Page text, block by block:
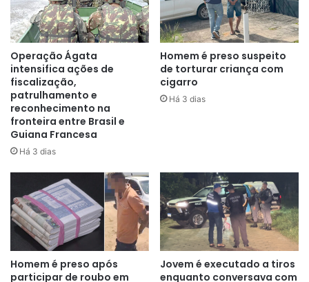
O foragido foi preso enquanto realizava um trabalho em
Havia outra pessoa com ele, mas o outro homem foi
liberado após a abordagem. O criminoso cumpria pena de
13 anos e 6 meses de prisão por homicídio qualificado
antes de fugir do Iapen.
“Em 2002 ele foi preso por ter assassinado uma pessoa
Operação Ágata
intensifica ações de
fiscalização,
patrulhamento e
reconhecimento na
fronteira entre Brasil e
Guiana Francesa
Há 3 dias
Homem é preso suspeito
de torturar criança com
cigarro
Há 3 dias
Homem é preso após
participar de roubo em
Jovem é executado a tiros
enquanto conversava com